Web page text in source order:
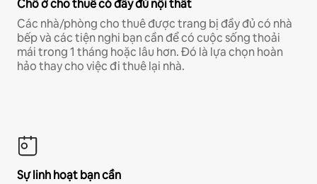
Chỗ ở cho thuê có đầy đủ nội thất
Các nhà/phòng cho thuê được trang bị đầy đủ có nhà
bếp và các tiện nghi bạn cần để có cuộc sống thoải
mái trong 1 tháng hoặc lâu hơn. Đó là lựa chọn hoàn
hảo thay cho việc đi thuê lại nhà.
Sự linh hoạt bạn cần